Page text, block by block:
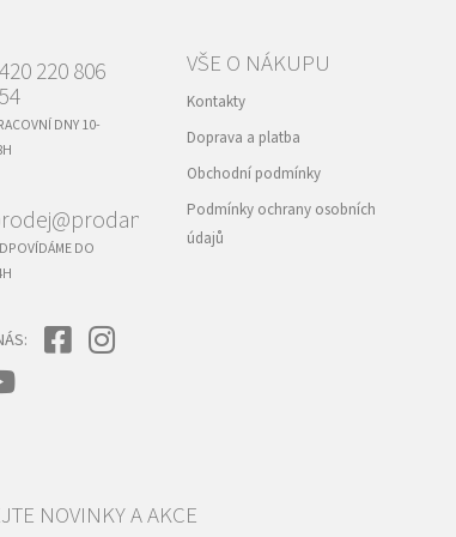
220 806
DNY 10-
DO
VŠE O NÁKUPU
Kontakty
Doprava a platba
Obchodní podmínky
Podmínky ochrany osobních
údajů